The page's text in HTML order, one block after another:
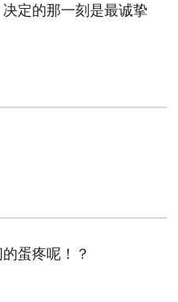
定的那一刻是最诚挚
蛋疼呢！？